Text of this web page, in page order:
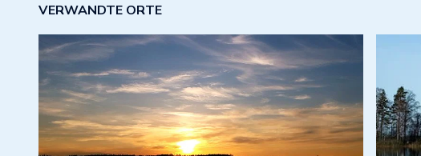
VERWANDTE ORTE